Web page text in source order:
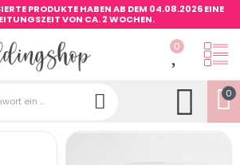
PRODUKTE HABEN AB DEM 04.08.2026 EINE
VON CA. 2 WOCHEN.
0
0